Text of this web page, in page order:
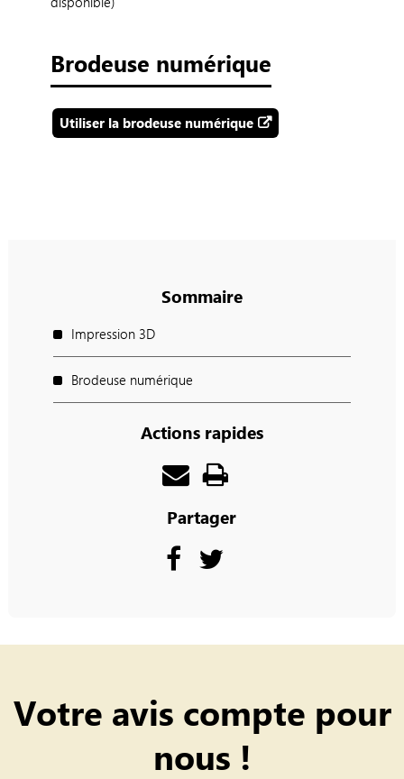
Brodeuse numérique
Utiliser la brodeuse numérique
Sommaire
Impression 3D
Brodeuse numérique
Actions rapides
Partager
Votre avis compte pour
nous !